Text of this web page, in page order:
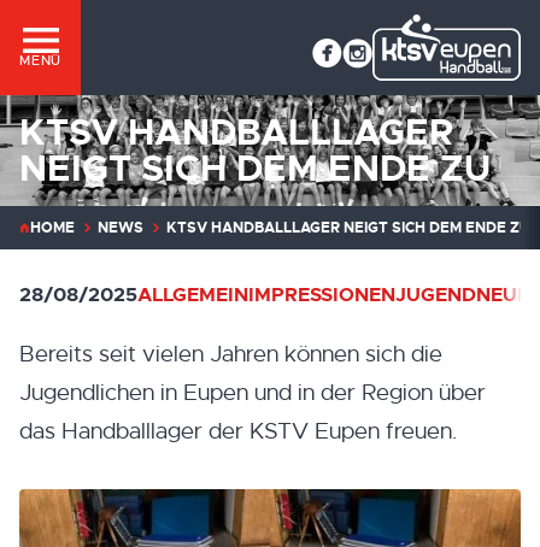
MENÜ
KTSV HANDBALLLAGER
NEIGT SICH DEM ENDE ZU
HOME NEWS KTSV HANDBALLLAGER NEIGT SICH DEM ENDE ZU
28/08/2025ALLGEMEINIMPRESSIONENJUGEND
Bereits seit vielen Jahren können sich die
Jugendlichen in Eupen und in der Region über
das Handballlager der KSTV Eupen freuen.